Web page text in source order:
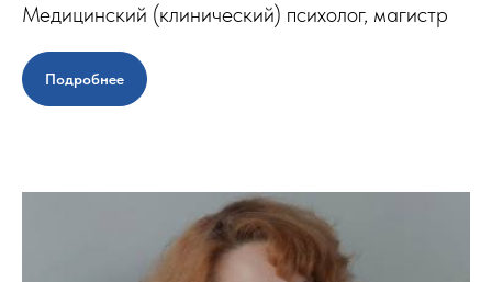
Медицинский (клинический) психолог, магистр
Подробнее